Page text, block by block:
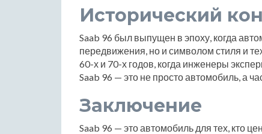
Исторический
Saab 96 был выпущен в эпоху, когда
передвижения, но и символом стиля и
60-х и 70-х годов, когда инженеры
Saab 96 — это не просто автомобиль, а
Заключение
Saab 96 — это автомобиль для тех, кто